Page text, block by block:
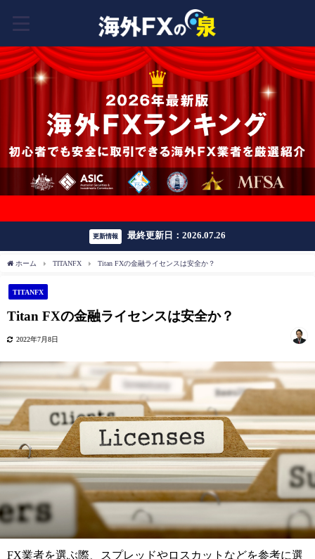
更新情報 最終更新日：2026.07.26
ホーム TITANFX Titan FXの金融ライセンスは安全か？
TITANFX
Titan FXの金融ライセンスは安全か？
2022年7月8日
FX業者を選ぶ際、スプレッドやロスカットなどを参考に選